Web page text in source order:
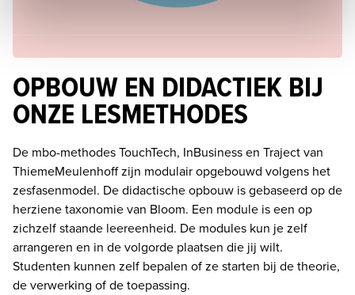
OPBOUW EN DIDACTIEK BIJ
ONZE LESMETHODES
De mbo-methodes TouchTech, InBusiness en Traject van
ThiemeMeulenhoff zijn modulair opgebouwd volgens het
zesfasenmodel. De didactische opbouw is gebaseerd op de
herziene taxonomie van Bloom. Een module is een op
zichzelf staande leereenheid. De modules kun je zelf
arrangeren en in de volgorde plaatsen die jij wilt.
Studenten kunnen zelf bepalen of ze starten bij de theorie,
de verwerking of de toepassing.